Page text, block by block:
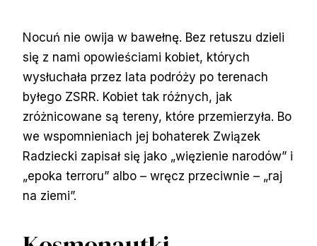
Nocuń nie owija w bawełnę. Bez retuszu dzieli
się z nami opowieściami kobiet, których
wysłuchała przez lata podróży po terenach
byłego ZSRR. Kobiet tak różnych, jak
zróżnicowane są tereny, które przemierzyła. Bo
we wspomnieniach jej bohaterek Związek
Radziecki zapisał się jako „więzienie narodów” i
„epoka terroru” albo – wręcz przeciwnie – „raj
na ziemi”.